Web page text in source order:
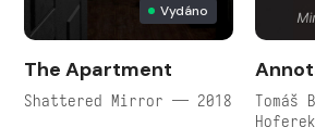
Vydáno
The Apartment
Shattered Mirror — 2018
Tomáš